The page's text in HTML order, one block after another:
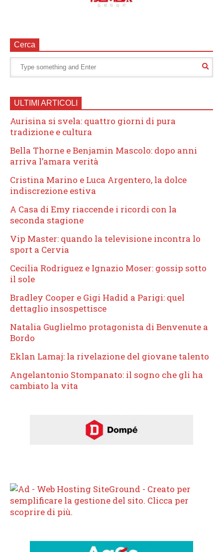
Cerca
ULTIMI ARTICOLI
Aurisina si svela: quattro giorni di pura
tradizione e cultura
Bella Thorne e Benjamin Mascolo: dopo anni
arriva l’amara verità
Cristina Marino e Luca Argentero, la dolce
indiscrezione estiva
A Casa di Emy riaccende i ricordi con la
seconda stagione
Vip Master: quando la televisione incontra lo
sport a Cervia
Cecilia Rodriguez e Ignazio Moser: gossip sotto
il sole
Bradley Cooper e Gigi Hadid a Parigi: quel
dettaglio insospettisce
Natalia Guglielmo protagonista di Benvenute a
Bordo
Eklan Lamaj: la rivelazione del giovane talento
Angelantonio Stompanato: il sogno che gli ha
cambiato la vita